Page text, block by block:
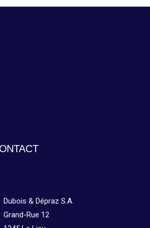
Dubois & Dépraz S.A.
Grand-Rue 12